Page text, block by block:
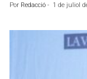
Por Redacció - 1 de juliol